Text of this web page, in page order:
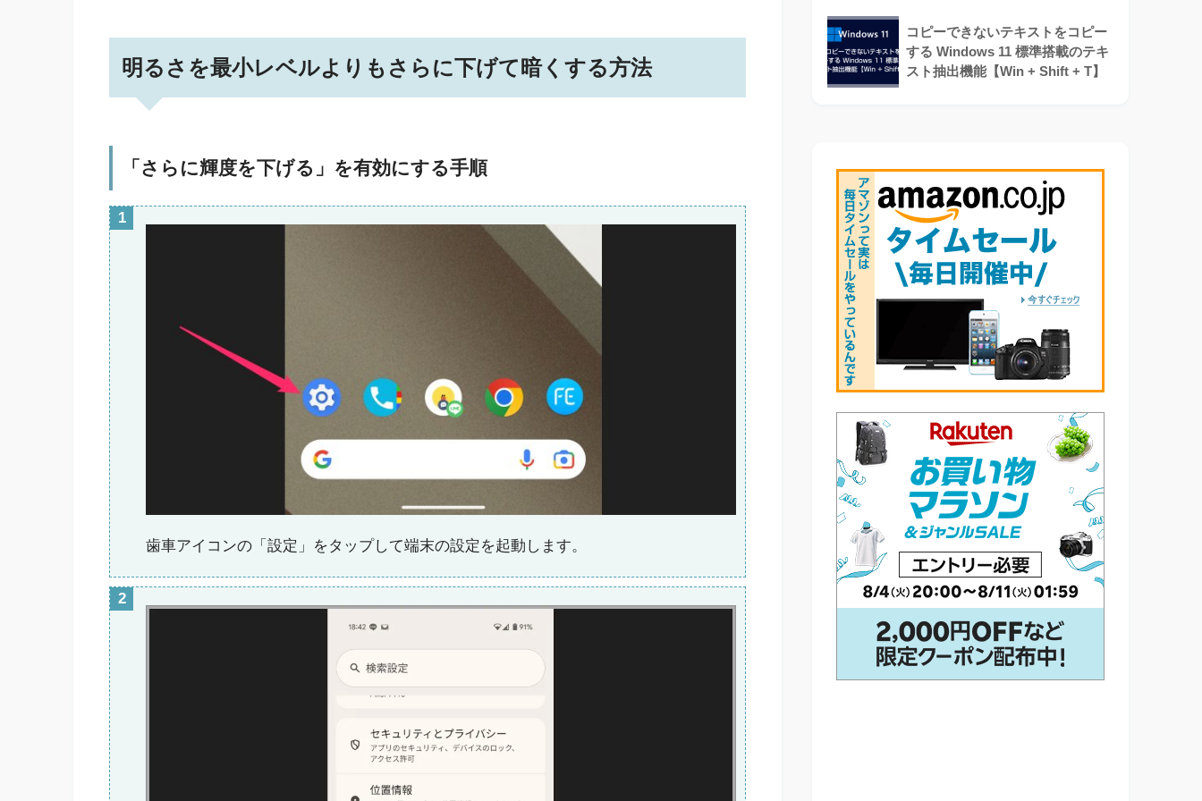
明るさを最小レベルよりもさらに下げて暗くする方法
「さらに輝度を下げる」を有効にする手順
歯車アイコンの「設定」をタップして端末の設定を起動します。
コピーできないテキストをコピー
する Windows 11 標準搭載のテキ
スト抽出機能【Win + Shift + T】